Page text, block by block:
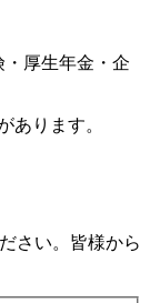
厚生年金・企
あります。
さい。皆様から